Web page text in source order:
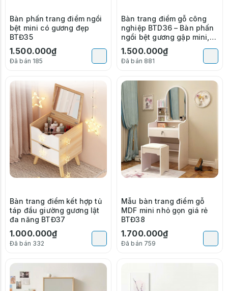
Bàn phấn trang điểm ngồi
bệt mini có gương đẹp
BTĐ35
1.500.000₫
Đã bán 185
Bàn trang điểm gỗ công
nghiệp BTD36 – Bàn phấn
ngồi bệt gương gập mini,
mẫu bàn trang điểm giá rẻ
tiện nghi
1.500.000₫
Đã bán 881
Bàn trang điểm kết hợp tủ
táp đầu giường gương lật
đa năng BTĐ37
1.000.000₫
Đã bán 332
Mẫu bàn trang điểm gỗ
MDF mini nhỏ gọn giá rẻ
BTĐ38
1.700.000₫
Đã bán 759